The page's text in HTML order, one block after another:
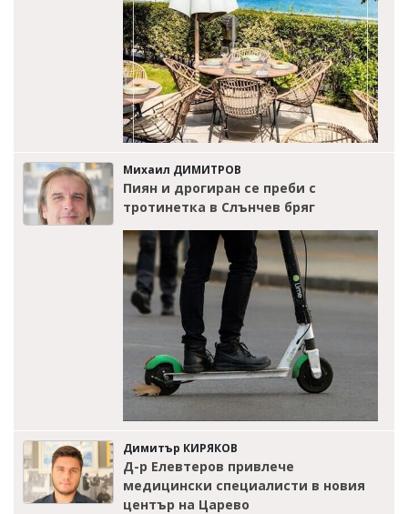
Михаил ДИМИТРОВ
Пиян и дрогиран се преби с
тротинетка в Слънчев бряг
Димитър КИРЯКОВ
Д-р Елевтеров привлече
медицински специалисти в новия
център на Царево